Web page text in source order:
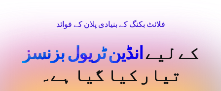
فلائٹ بکنگ کے بنیادی پلان کے فوائد
انڈین ٹریول بزنسزکے لیے
تیار کیا گیا ہے۔